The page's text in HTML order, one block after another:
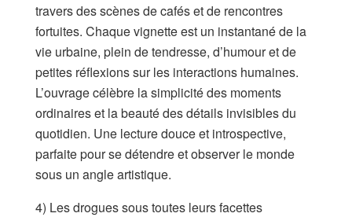
travers des scènes de cafés et de rencontres
fortuites. Chaque vignette est un instantané de la
vie urbaine, plein de tendresse, d’humour et de
petites réflexions sur les interactions humaines.
L’ouvrage célèbre la simplicité des moments
ordinaires et la beauté des détails invisibles du
quotidien. Une lecture douce et introspective,
parfaite pour se détendre et observer le monde
sous un angle artistique.
4) Les drogues sous toutes leurs facettes